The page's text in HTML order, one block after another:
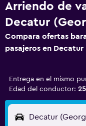
Arriendo de
Decatur
Compara ofertas
pasajeros en
Entrega en el mismo
Edad del conductor:
Decatur